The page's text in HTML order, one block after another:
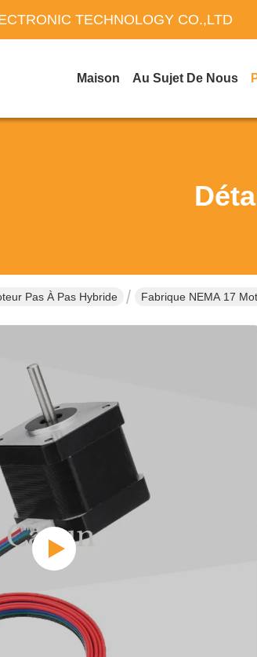
TECHNOLOGY CO.,LTD
Maison Au Sujet De Nous
Pas À Pas Hybride Fabrique NEMA 17